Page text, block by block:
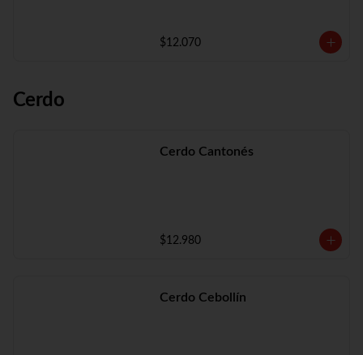
$12.070
Cerdo
Cerdo Cantonés
$12.980
Cerdo Cebollín